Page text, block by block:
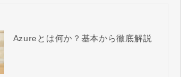
Azureとは何か？基本から徹底解説